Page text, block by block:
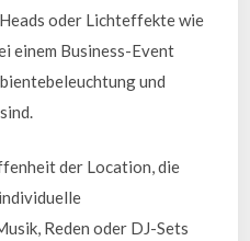
oder Lichteffekte wie
einem Business-Event
und
der Location, die
Reden oder DJ-Sets